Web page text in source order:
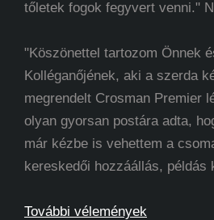
tőletek fogok fegyvert venni."
"Köszönettel tartozom Önnek
Kolléganőjének, aki a szerda
megrendelt Crosman Premier
olyan gyorsan postára adta,
már kézbe is vehettem a
kereskedői hozzáállás, példás
További vélemények